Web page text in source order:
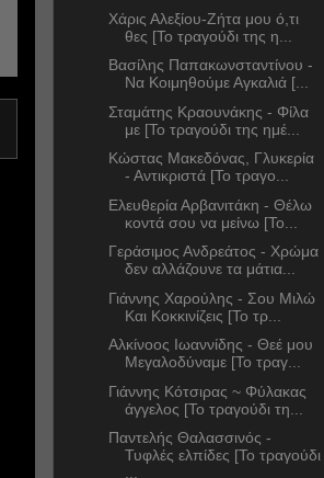
Χάρις Αλεξίου-Ζήτα μου ό,τι
θες [Το τραγούδι της η...
Βασίλης Παπακωνσταντίνου -
Να Κοιμηθούμε Αγκαλιά [...
Σταμάτης Κραουνάκης - Φίλα
με [Το τραγούδι της ημέ...
Κώστας Μακεδόνας, Γλυκερία
- Αντικριστά [Το τραγο...
Ελευθερία Αρβανιτάκη - Θέλω
κοντά σου να μείνω [Το...
Γεράσιμος Ανδρεάτος - Χρώμα
δεν αλλάζουνε τα μάτια...
Γιάννης Χαρούλης - Σου Μιλώ
Και Κοκκινίζεις [Το τρ...
Αλκίνοος Ιωαννίδης - Θεέ μου
Μεγαλοδύναμε [Το τραγ...
Γιάννης Κότσιρας ~ Φύλακας
άγγελος [Το τραγούδι τη...
Παντελής Θαλασσινός -
Τυφλές ελπίδες [Το τραγούδι